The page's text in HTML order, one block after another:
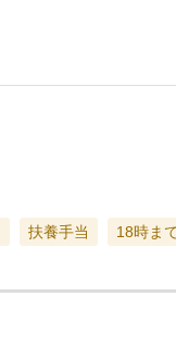
扶養手当 18時ま